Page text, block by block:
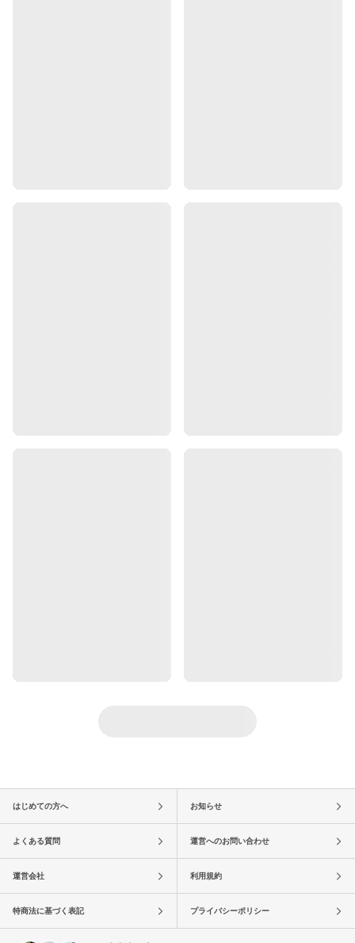
はじめての方へ お知らせ
よくある質問 運営へのお問い合わせ
運営会社 利用規約
特商法に基づく表記 プライバシーポリシー